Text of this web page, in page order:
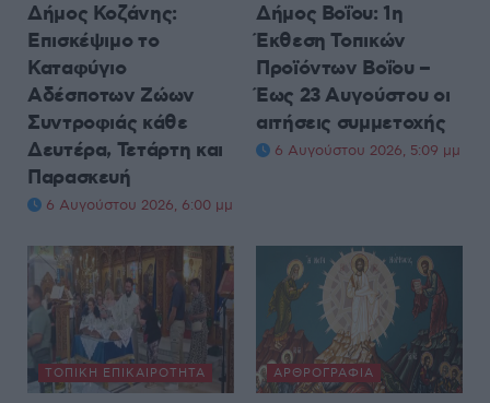
Δήμος Κοζάνης:
Επισκέψιμο το
Καταφύγιο
Αδέσποτων Ζώων
Συντροφιάς κάθε
Δευτέρα, Τετάρτη και
Παρασκευή
6 Αυγούστου 2026, 6:00 μμ
Δήμος Βοΐου: 1η
Έκθεση Τοπικών
Προϊόντων Βοΐου –
Έως 23 Αυγούστου οι
αιτήσεις συμμετοχής
6 Αυγούστου 2026, 5:09 μμ
ΤΟΠΙΚΉ ΕΠΙΚΑΙΡΌΤΗΤΑ ΑΡΘΡΟΓΡΑΦΊΑ